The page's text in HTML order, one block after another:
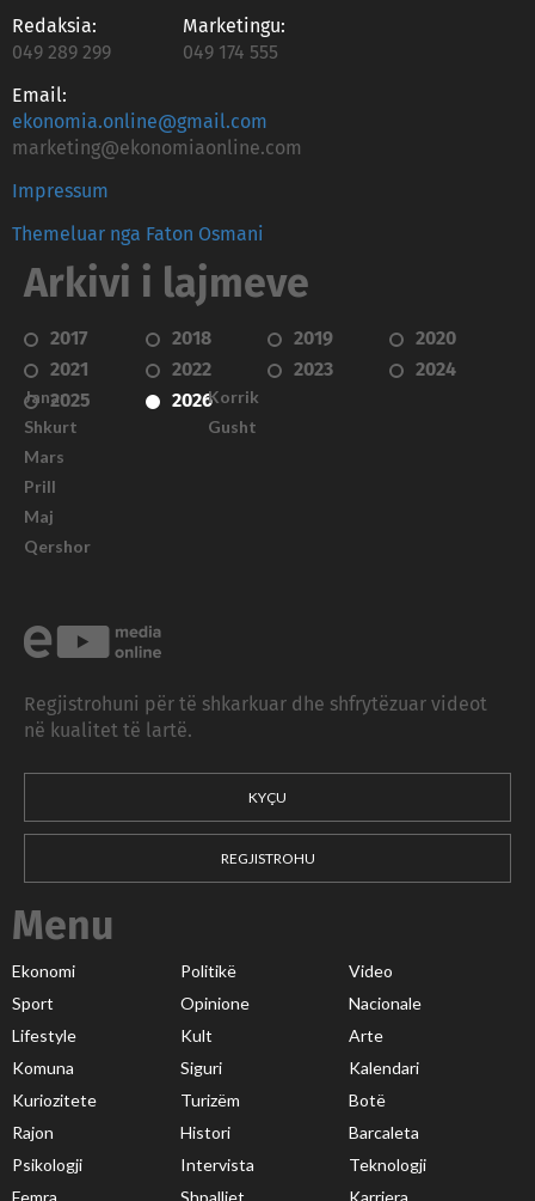
Redaksia:
049 289 299
Marketingu:
049 174 555
Email:
ekonomia.online@gmail.com
marketing@ekonomiaonline.com
Impressum
Themeluar nga Faton Osmani
Arkivi i lajmeve
2017 2018 2019
2020
2021
2022 2023
2024
2025
2026
Janar
Shkurt
Mars
Prill
Maj
Qershor
Korrik
Gusht
Regjistrohuni për të shkarkuar dhe shfrytëzuar videot
në kualitet të lartë.
KYÇU
REGJISTROHU
Menu
Ekonomi Politikë
Video
Sport
Opinione
Nacionale
Lifestyle
Kult
Arte
Komuna
Siguri
Kalendari
Kuriozitete
Turizëm
Botë
Rajon
Histori
Barcaleta
Psikologji
Intervista
Teknologji
Femra
Shpalljet Karriera